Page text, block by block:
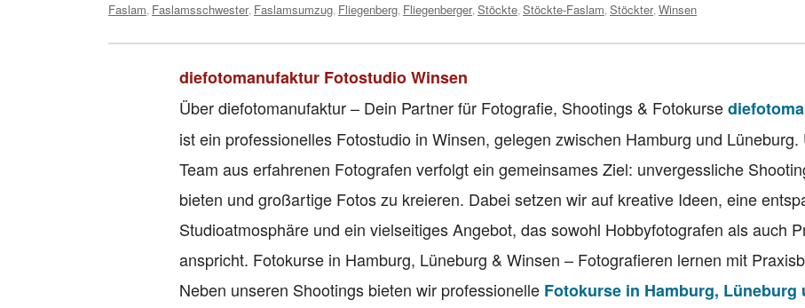
Tags:
Faslam Faslamsschwester, Faslamsumzug Fliegenberg Fliegenberger, Stöckte Stöckte-Faslam Stöckter, Winsen
diefotomanufaktur Fotostudio Winsen
Über diefotomanufaktur – Dein Partner für Fotografie, Shootings & Fotokurse
ist ein professionelles Fotostudio in Winsen, gelegen zwischen Hamburg und Lüneburg.
Team aus erfahrenen Fotografen verfolgt ein gemeinsames Ziel: unvergessliche
bieten und großartige Fotos zu kreieren. Dabei setzen wir auf kreative Ideen, eine
Studioatmosphäre und ein vielseitiges Angebot, das sowohl Hobbyfotografen als auch
anspricht. Fotokurse in Hamburg, Lüneburg & Winsen – Fotografieren lernen mit
Neben unseren Shootings bieten wir professionelle Fotokurse in Hamburg, Lüneburg